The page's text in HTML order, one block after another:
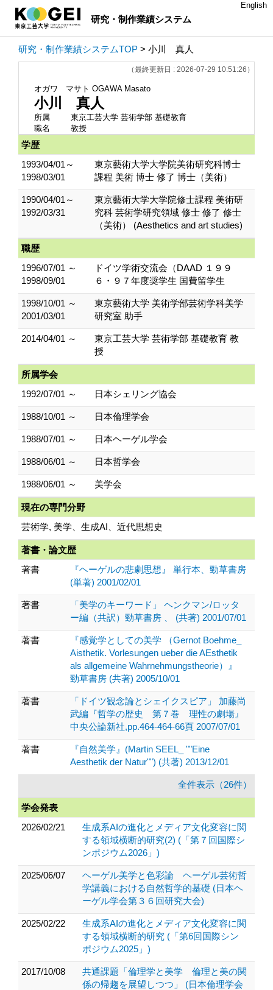
研究・制作業績システム
English
研究・制作業績システムTOP > 小川 真人
（最終更新日 : 2026-07-29 10:51:26）
オガワ マサト OGAWA Masato
小川 真人
所属
東京工芸大学 芸術学部 基礎教育
職名
教授
学歴
1993/04/01～
1998/03/01
東京藝術大学大学院美術研究科博士
課程 美術 博士 修了 博士（美術）
1990/04/01～
1992/03/31
東京藝術大学大学院修士課程 美術研
究科 芸術学研究領域 修士 修了 修士
（美術） (Aesthetics and art studies)
職歴
1996/07/01 ～
1998/09/01
ドイツ学術交流会（DAAD １９９
６・９７年度奨学生 国費留学生
1998/10/01 ～
2001/03/01
東京藝術大学 美術学部芸術学科美学
研究室 助手
2014/04/01 ～
東京工芸大学 芸術学部 基礎教育 教
授
所属学会
1992/07/01 ～
日本シェリング協会
1988/10/01 ～ 日本倫理学会
1988/07/01 ～ 日本ヘーゲル学会
1988/06/01 ～ 日本哲学会
1988/06/01 ～ 美学会
現在の専門分野
芸術学, 美学、生成AI、近代思想史
著書・論文歴
著書
『ヘーゲルの悲劇思想』 単行本、勁草書房
(単著) 2001/02/01
著書
「美学のキーワード」 ヘンクマン/ロッタ
ー編（共訳）勁草書房 、 (共著) 2001/07/01
著書
『感覚学としての美学 （Gernot Boehme_
Aisthetik. Vorlesungen ueber die AEsthetik
als allgemeine Wahrnehmungstheorie）』
勁草書房 (共著) 2005/10/01
著書
「ドイツ観念論とシェイクスピア」 加藤尚
武編『哲学の歴史 第７巻 理性の劇場』
中央公論新社,pp.464-464-66頁 2007/07/01
著書
『自然美学』(Martin SEEL_ ""Eine
Aesthetik der Natur"") (共著) 2013/12/01
全件表示（26件）
学会発表
2026/02/21
生成系AIの進化とメディア文化変容に関
する領域横断的研究(2) (「第７回国際シ
ンポジウム2026」)
2025/06/07
ヘーゲル美学と色彩論 ヘーゲル芸術哲
学講義における自然哲学的基礎 (日本ヘ
ーゲル学会第３６回研究大会)
2025/02/22
生成系AIの進化とメディア文化変容に関
する領域横断的研究 (「第6回国際シン
ポジウム2025」)
2017/10/08
共通課題「倫理学と美学 倫理と美の関
係の帰趨を展望しつつ」 (日本倫理学会